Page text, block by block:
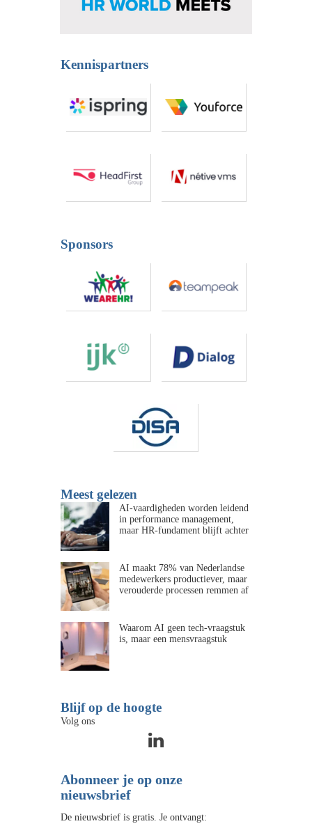
Kennispartners
Sponsors
Meest gelezen
AI-vaardigheden worden leidend
in performance management,
maar HR-fundament blijft achter
AI maakt 78% van Nederlandse
medewerkers productiever, maar
verouderde processen remmen af
Waarom AI geen tech-vraagstuk
is, maar een mensvraagstuk
Blijf op de hoogte
Volg ons
Abonneer je op onze
nieuwsbrief
De nieuwsbrief is gratis. Je ontvangt: